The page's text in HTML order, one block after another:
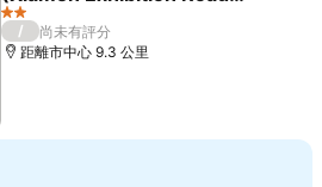
Software Park Phase II)
2 星級
/
尚未有評分
距離市中心 9.3 公里